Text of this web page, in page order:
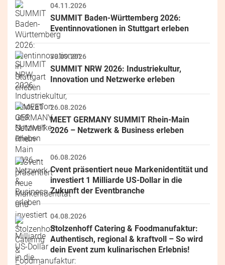
04.11.2026
SUMMIT Baden-Württemberg 2026:
Eventinnovationen in Stuttgart erleben
30.09.2026
SUMMIT NRW 2026: Industriekultur,
Innovation und Netzwerke erleben
26.08.2026
MEET GERMANY SUMMIT Rhein-Main
2026 – Netzwerk & Business erleben
06.08.2026
Cvent präsentiert neue Markenidentität und
investiert 1 Milliarde US-Dollar in die
Zukunft der Eventbranche
04.08.2026
Stolzenhoff Catering & Foodmanufaktur:
Authentisch, regional & kraftvoll – So wird
dein Event zum kulinarischen Erlebnis!